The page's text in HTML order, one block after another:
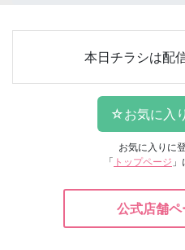
本日チラシは配
お気に入りに
「 トップページ
公式店舗ペ